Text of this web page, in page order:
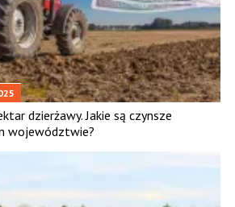
dzierżawy. Jakie są czynsze
województwie?